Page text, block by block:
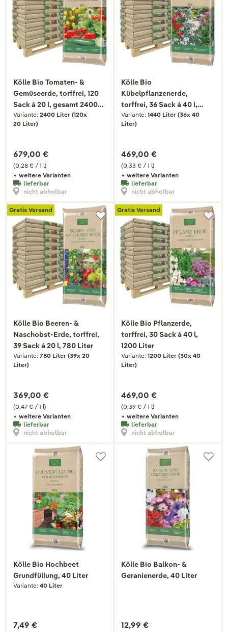
Kölle Bio Tomaten- &
Gemüseerde, torffrei, 120
Sack á 20 l, gesamt 2400
Liter
Variante: 2400 Liter (120x
20 Liter)
(0,28 € / 1 l)
679,00 €
+ weitere Varianten
lieferbar
nicht abholbar
Kölle Bio
Kübelpflanzenerde,
torffrei, 36 Sack á 40 l,
gesamt 1440 Liter
Variante: 1440 Liter (36x 40
Liter)
(0,33 € / 1 l)
469,00 €
+ weitere Varianten
lieferbar
nicht abholbar
Gratis Versand
Kölle Bio Beeren- &
Naschobst-Erde, torffrei,
39 Sack á 20 l, 780 Liter
Variante: 780 Liter (39x 20
Liter)
(0,47 € / 1 l)
369,00 €
+ weitere Varianten
lieferbar
nicht abholbar
Gratis Versand
Kölle Bio Pflanzerde,
torffrei, 30 Sack á 40 l,
1200 Liter
Variante: 1200 Liter (30x 40
Liter)
(0,39 € / 1 l)
469,00 €
+ weitere Varianten
lieferbar
nicht abholbar
Kölle Bio Hochbeet
Grundfüllung, 40 Liter
Variante: 40 Liter
7,49 €
Kölle Bio Balkon- &
Geranienerde, 40 Liter
12,99 €